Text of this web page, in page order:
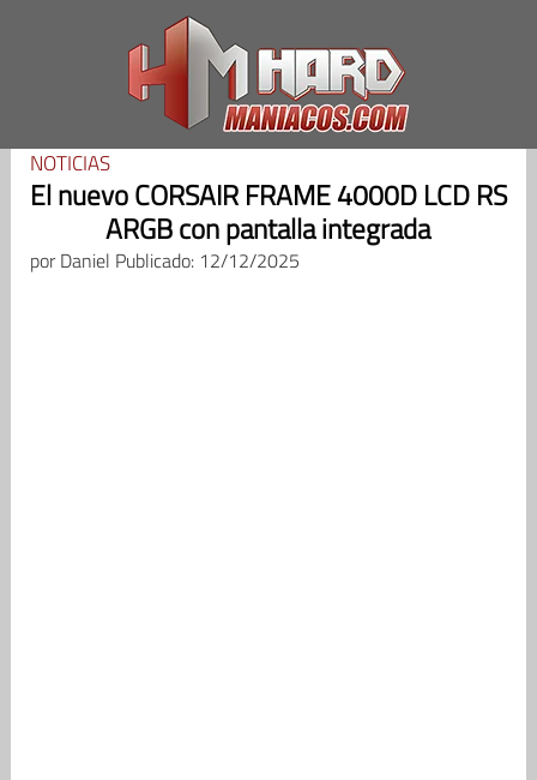
NOTICIAS
El nuevo CORSAIR FRAME 4000D LCD RS
ARGB con pantalla integrada
porDaniel Publicado: 12/12/2025